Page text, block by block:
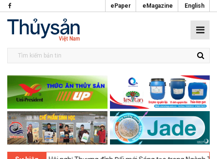
ePaper eMagazine English